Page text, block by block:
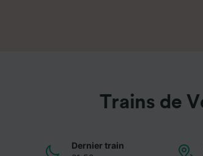
Trains de
Dernier train